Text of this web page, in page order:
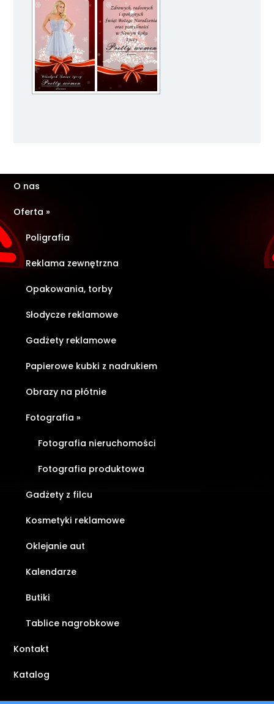
O nas
Oferta »
Poligrafia
Reklama zewnętrzna
Opakowania, torby
Słodycze reklamowe
Gadżety reklamowe
Papierowe kubki z nadrukiem
Obrazy na płótnie
Fotografia »
Fotografia nieruchomości
Fotografia produktowa
Gadżety z filcu
Kosmetyki reklamowe
Oklejanie aut
Kalendarze
Butiki
Tablice nagrobkowe
Kontakt
Katalog